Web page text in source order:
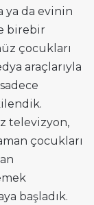
ya da evinin
birebir
çocukları
araçlarıyla
televizyon,
çocukları
başladık.